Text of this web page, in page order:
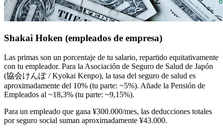
Shakai Hoken (empleados de empresa)
Las primas son un porcentaje de tu salario, repartido equitativamente
con tu empleador. Para la Asociación de Seguro de Salud de Japón
(協会けんぽ / Kyokai Kenpo), la tasa del seguro de salud es
aproximadamente del 10% (tu parte: ~5%). Añade la Pensión de
Empleados al ~18,3% (tu parte: ~9,15%).
Para un empleado que gana ¥300.000/mes, las deducciones totales
por seguro social suman aproximadamente ¥43.000.